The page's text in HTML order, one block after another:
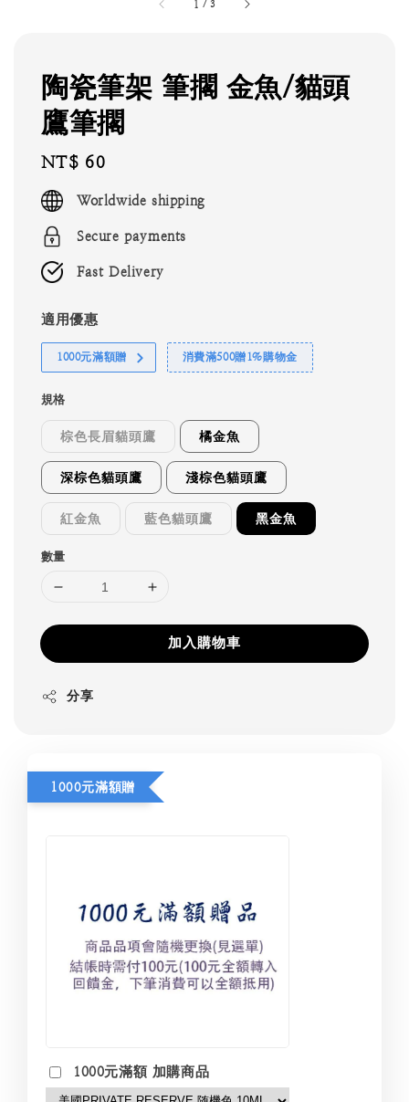
1 /3
陶瓷筆架 筆擱 金魚/貓頭
鷹筆擱
Regular
price
NT$ 60
Worldwide shipping
Secure payments
Fast Delivery
適用優惠
1000元滿額贈 消費滿500贈1%購物金
規格
棕色長眉貓頭鷹 橘金魚
深棕色貓頭鷹 淺棕色貓頭鷹
紅金魚 藍色貓頭鷹 黑金魚
數量
加入購物車
分享
1000元滿額贈
1000元滿額 加購商品